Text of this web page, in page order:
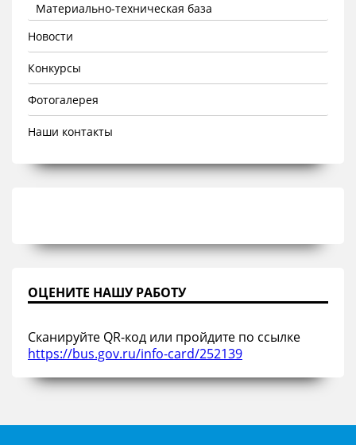
Материально-техническая база
Новости
Конкурсы
Фотогалерея
Наши контакты
ОЦЕНИТЕ НАШУ РАБОТУ
Сканируйте QR-код или пройдите по ссылке
https://bus.gov.ru/info-card/252139